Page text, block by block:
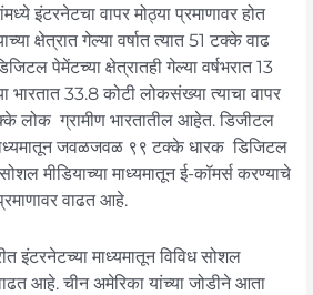
इंटरनेटचा वापर मोठ्या प्रमाणावर होत
क्षेत्रात गेल्या वर्षात त्यात 51 टक्के वाढ
पेमेंटच्या क्षेत्रातही गेल्या वर्षभरात 13
33.8 कोटी लोकसंख्या त्याचा वापर
लोक ग्रामीण भारतातील आहेत. डिजीटल
जवळजवळ ९९ टक्के धारक डिजिटल
मीडियाच्या माध्यमातून ई-कॉमर्स करण्याचे
वाढत आहे.
इंटरनेटच्या माध्यमातून विविध सोशल
आहे. चीन अमेरिका यांच्या जोडीने आता